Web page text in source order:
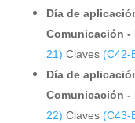
Día de
Comunicación -
21) Claves (C42-
Día de
Comunicación -
22) Claves (C43-